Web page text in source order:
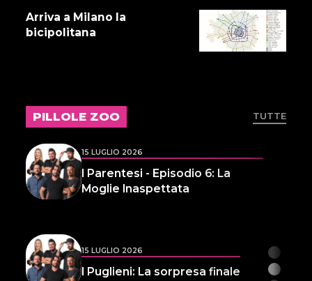
Arriva a Milano la
bicipolitana
PILLOLE ZOO TUTTE
15 LUGLIO 2026
I Parentesi - Episodio 6: La
Moglie Inaspettata
15 LUGLIO 2026
I Puglieni: La sorpresa finale